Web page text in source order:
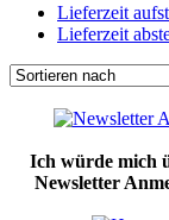
Lieferzeit
Lieferzeit
Ich würde mich
Newsletter